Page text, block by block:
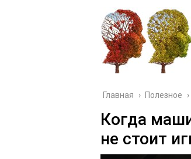
Главная › Полезное ›
Когда
не стоит